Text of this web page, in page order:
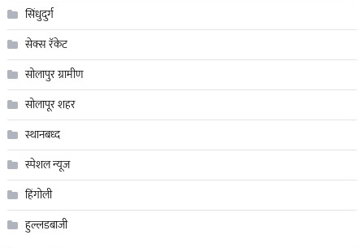
सिंधुदुर्ग
सेक्स रॅकेट
सोलापुर ग्रामीण
सोलापूर शहर
स्थानबध्द
स्पेशल न्यूज
हिंगोली
हुल्लडबाजी